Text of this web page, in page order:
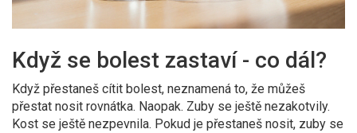
Když se bolest zastaví - co dál?
Když přestaneš cítit bolest, neznamená to, že můžeš
přestat nosit rovnátka. Naopak. Zuby se ještě nezakotvily.
Kost se ještě nezpevnila. Pokud je přestaneš nosit, zuby se